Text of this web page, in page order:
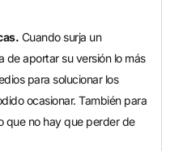
Cuando surja un
de aportar su versión lo más
para solucionar los
ocasionar. También para
que no hay que perder de